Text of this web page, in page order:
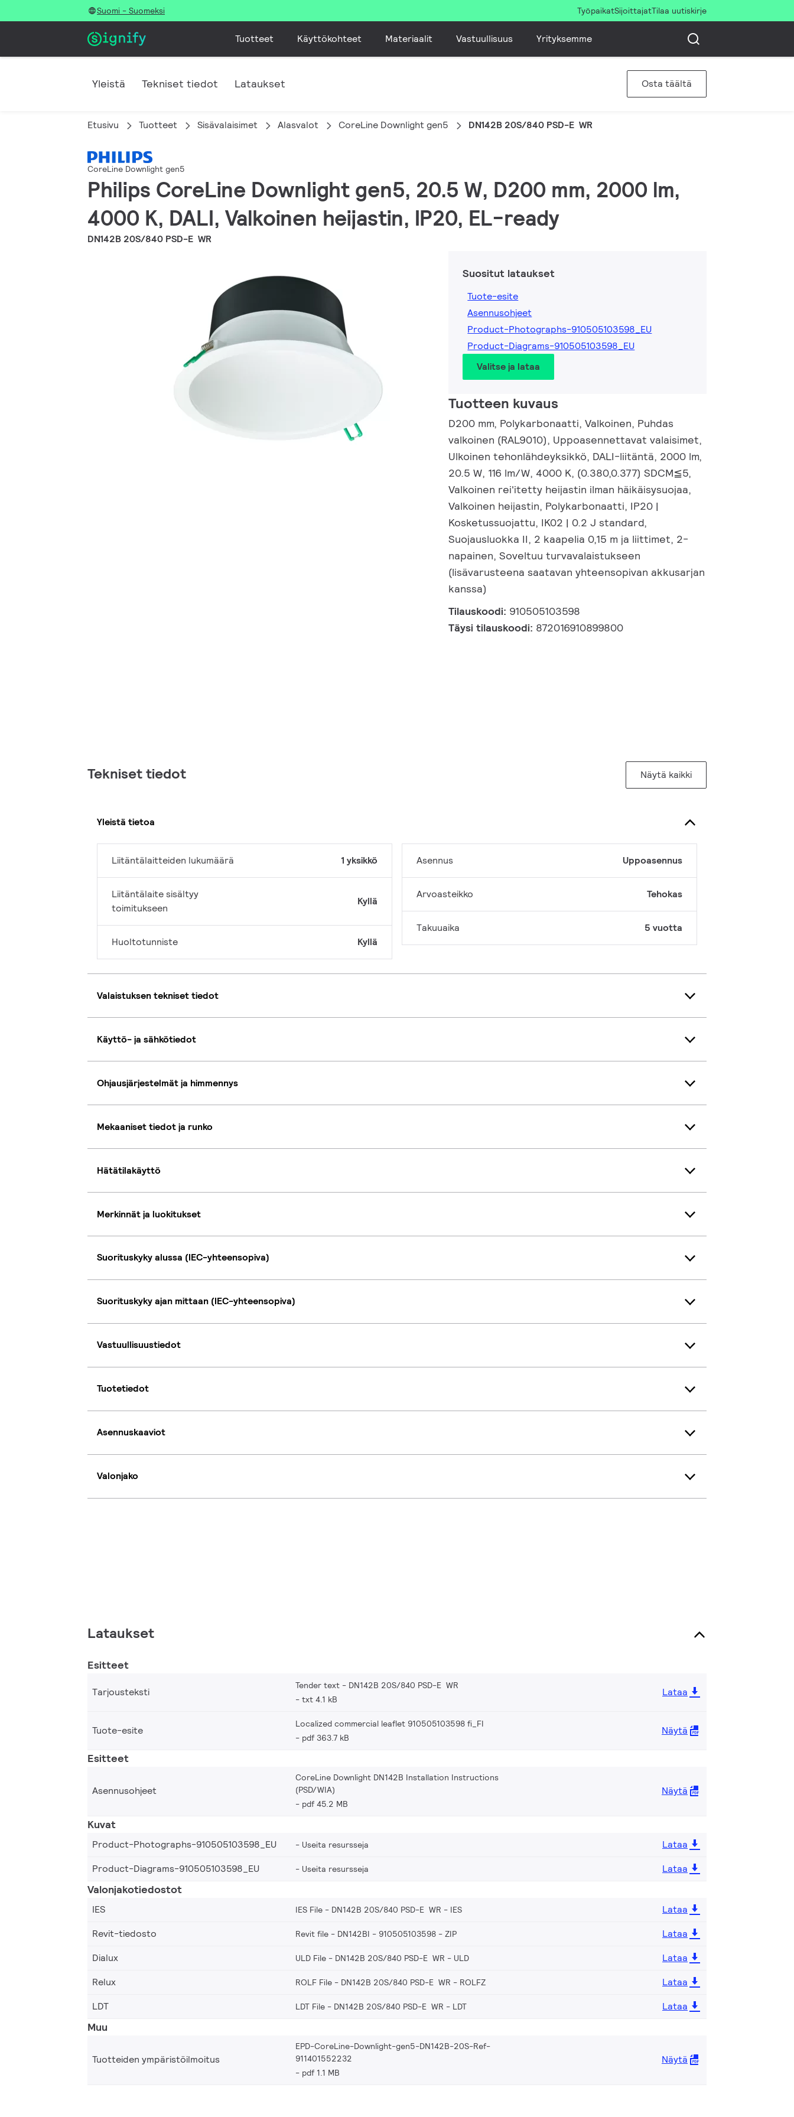
Suomi - Suomeksi TyöpaikatSijoittajatTilaa uutiskirje
Tuotteet Käyttökohteet Materiaalit Vastuullisuus Yrityksemme
Yleistä Tekniset tiedot Lataukset Osta täältä
Etusivu Tuotteet Sisävalaisimet Alasvalot CoreLine Downlight gen5 DN142B 20S/840 PSD-E WR
CoreLine Downlight gen5
Philips CoreLine Downlight gen5, 20.5 W, D200 mm, 2000 lm,
4000 K, DALI, Valkoinen heijastin, IP20, EL-ready
DN142B 20S/840 PSD-E WR
Suositut lataukset
Tuote-esite
Asennusohjeet
Product-Photographs-910505103598_EU
Product-Diagrams-910505103598_EU
Valitse ja lataa
Tuotteen kuvaus
D200 mm, Polykarbonaatti, Valkoinen, Puhdas
valkoinen (RAL9010), Uppoasennettavat valaisimet,
Ulkoinen tehonlähdeyksikkö, DALI-liitäntä, 2000 lm,
20.5 W, 116 lm/W, 4000 K, (0.380,0.377) SDCM≦5,
Valkoinen rei'itetty heijastin ilman häikäisysuojaa,
Valkoinen heijastin, Polykarbonaatti, IP20 |
Kosketussuojattu, IK02 | 0.2 J standard,
Suojausluokka II, 2 kaapelia 0,15 m ja liittimet, 2-
napainen, Soveltuu turvavalaistukseen
(lisävarusteena saatavan yhteensopivan akkusarjan
kanssa)
Tilauskoodi: 910505103598
Täysi tilauskoodi: 872016910899800
Tekniset tiedot Näytä kaikki
Yleistä tietoa
Liitäntälaitteiden lukumäärä 1 yksikkö
Liitäntälaite sisältyy
toimitukseen
Kyllä
Huoltotunniste Kyllä
Asennus Uppoasennus
Arvoasteikko Tehokas
Takuuaika 5 vuotta
Valaistuksen tekniset tiedot
Käyttö- ja sähkötiedot
Ohjausjärjestelmät ja himmennys
Mekaaniset tiedot ja runko
Hätätilakäyttö
Merkinnät ja luokitukset
Suorituskyky alussa (IEC-yhteensopiva)
Suorituskyky ajan mittaan (IEC-yhteensopiva)
Vastuullisuustiedot
Tuotetiedot
Asennuskaaviot
Valonjako
Lataukset
Esitteet
Tarjousteksti
Tender text - DN142B 20S/840 PSD-E WR
txt 4.1 kB
Lataa
Tuote-esite
Localized commercial leaflet 910505103598 fi_FI
pdf 363.7 kB
Näytä
Esitteet
Asennusohjeet
CoreLine Downlight DN142B Installation Instructions
(PSD/WIA)
pdf 45.2 MB
Näytä
Kuvat
Product-Photographs-910505103598_EU Useita resursseja
Lataa
Product-Diagrams-910505103598_EU
Useita resursseja Lataa
Valonjakotiedostot
IES IES File - DN142B 20S/840 PSD-E WR IES
Lataa
Revit-tiedosto
Revit file - DN142BI - 910505103598 ZIP
Lataa
Dialux
ULD File - DN142B 20S/840 PSD-E WR ULD
Lataa
Relux
ROLF File - DN142B 20S/840 PSD-E WR ROLFZ
Lataa
LDT
LDT File - DN142B 20S/840 PSD-E WR LDT Lataa
Muu
Tuotteiden ympäristöilmoitus
EPD-CoreLine-Downlight-gen5-DN142B-20S-Ref-
911401552232
pdf 1.1 MB
Näytä